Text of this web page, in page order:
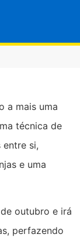
a mais uma
técnica de
si,
e uma
outubro e irá
perfazendo